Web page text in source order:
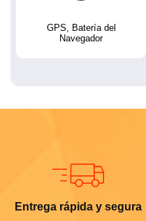
GPS, Batería del
Navegador
Entrega rápida y segura